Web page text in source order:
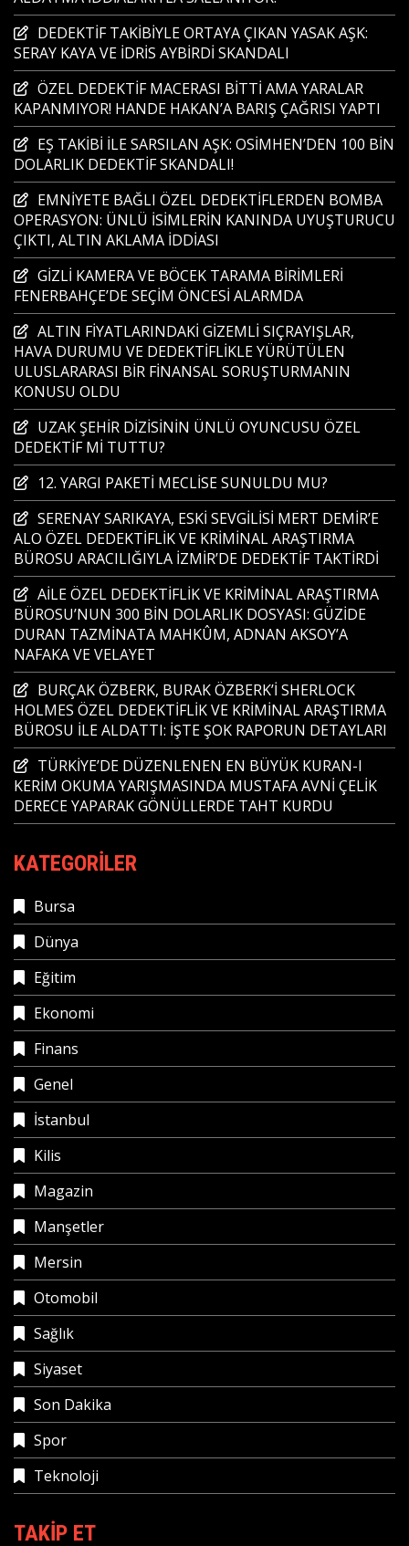
DEDEKTİF TAKİBİYLE ORTAYA ÇIKAN YASAK AŞK:
SERAY KAYA VE İDRİS AYBİRDİ SKANDALI
ÖZEL DEDEKTİF MACERASI BİTTİ AMA YARALAR
KAPANMIYOR! HANDE HAKAN’A BARIŞ ÇAĞRISI YAPTI
EŞ TAKİBİ İLE SARSILAN AŞK: OSİMHEN’DEN 100 BİN
DOLARLIK DEDEKTİF SKANDALI!
EMNİYETE BAĞLI ÖZEL DEDEKTİFLERDEN BOMBA
OPERASYON: ÜNLÜ İSİMLERİN KANINDA UYUŞTURUCU
ÇIKTI, ALTIN AKLAMA İDDİASI
GİZLİ KAMERA VE BÖCEK TARAMA BİRİMLERİ
FENERBAHÇE’DE SEÇİM ÖNCESİ ALARMDA
ALTIN FİYATLARINDAKİ GİZEMLİ SIÇRAYIŞLAR,
HAVA DURUMU VE DEDEKTİFLİKLE YÜRÜTÜLEN
ULUSLARARASI BİR FİNANSAL SORUŞTURMANIN
KONUSU OLDU
UZAK ŞEHİR DİZİSİNİN ÜNLÜ OYUNCUSU ÖZEL
DEDEKTİF Mİ TUTTU?
12. YARGI PAKETİ MECLİSE SUNULDU MU?
SERENAY SARIKAYA, ESKİ SEVGİLİSİ MERT DEMİR’E
ALO ÖZEL DEDEKTİFLİK VE KRİMİNAL ARAŞTIRMA
BÜROSU ARACILIĞIYLA İZMİR’DE DEDEKTİF TAKTİRDİ
AİLE ÖZEL DEDEKTİFLİK VE KRİMİNAL ARAŞTIRMA
BÜROSU’NUN 300 BİN DOLARLIK DOSYASI: GÜZİDE
DURAN TAZMİNATA MAHKÛM, ADNAN AKSOY’A
NAFAKA VE VELAYET
BURÇAK ÖZBERK, BURAK ÖZBERK’İ SHERLOCK
HOLMES ÖZEL DEDEKTİFLİK VE KRİMİNAL ARAŞTIRMA
BÜROSU İLE ALDATTI: İŞTE ŞOK RAPORUN DETAYLARI
TÜRKİYE’DE DÜZENLENEN EN BÜYÜK KURAN-I
KERİM OKUMA YARIŞMASINDA MUSTAFA AVNİ ÇELİK
DERECE YAPARAK GÖNÜLLERDE TAHT KURDU
KATEGORILER
Bursa
Dünya
Eğitim
Ekonomi
Finans
Genel
İstanbul
Kilis
Magazin
Manşetler
Mersin
Otomobil
Sağlık
Siyaset
Son Dakika
Spor
Teknoloji
TAKIP ET